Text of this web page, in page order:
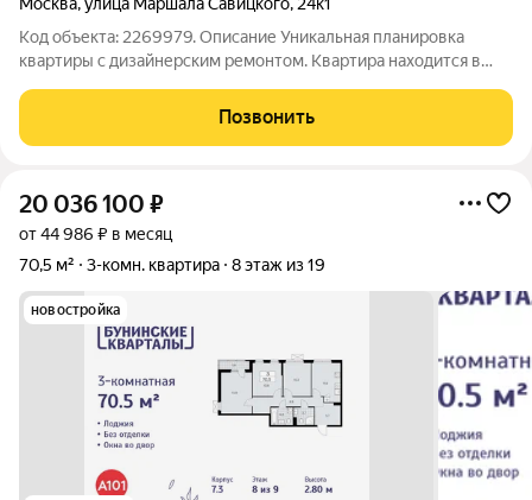
Код объекта: 2269979. Описание Уникальная планировка
квартиры с дизайнерским ремонтом. Квартира находится в
спокойном месте. Квартира идеально подойдёт как для
проживания семьи с детьми , так и для
Позвонить
20 036 100 ₽
от 44 986 ₽ в месяц
70,5 м²
3-комн. квартира 8 этаж из 19
новостройка